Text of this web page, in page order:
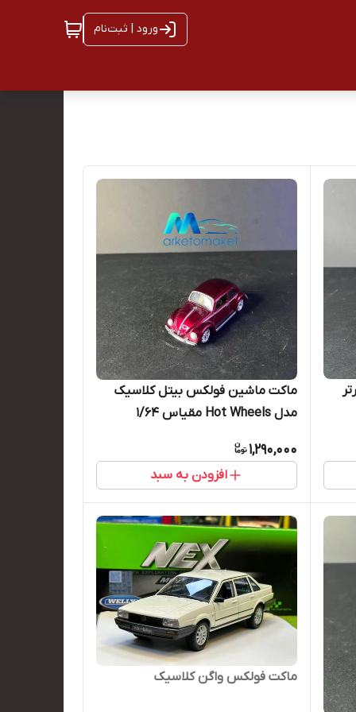
ورود | ثبت‌نام
ماکت ماشین فولکس بیتل کلاسیک
مدل Hot Wheels مقیاس ۱/۶۴
1,290,000
افزودن به سبد
ماکت فولکس واگن کلاسیک